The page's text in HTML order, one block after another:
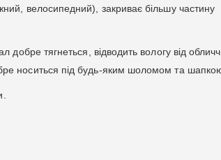
велосипедний), закриває більшу частину
тягнеться, відводить вологу від
носиться під будь-яким шоломом та